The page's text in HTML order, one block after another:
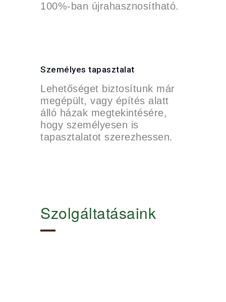
100%-ban újrahasznosítható.
Személyes tapasztalat
Lehetőséget biztosítunk már
megépült, vagy építés alatt
álló házak megtekintésére,
hogy személyesen is
tapasztalatot szerezhessen.
Szolgáltatásaink